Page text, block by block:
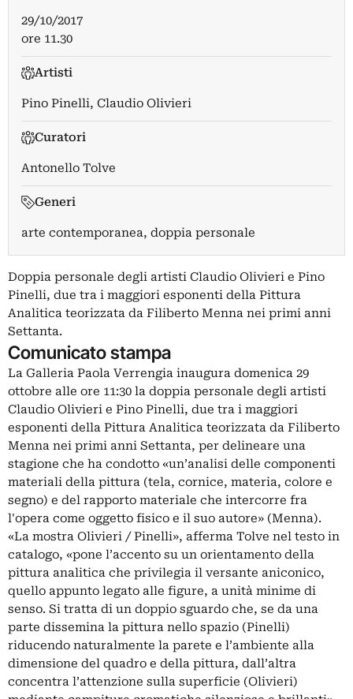
29/10/2017
ore 11.30
Artisti
Pino Pinelli, Claudio Olivieri
Curatori
Antonello Tolve
Generi
arte contemporanea, doppia personale
Doppia personale degli artisti Claudio Olivieri e Pino
Pinelli, due tra i maggiori esponenti della Pittura
Analitica teorizzata da Filiberto Menna nei primi anni
Settanta.
Comunicato stampa
La Galleria Paola Verrengia inaugura domenica 29
ottobre alle ore 11:30 la doppia personale degli artisti
Claudio Olivieri e Pino Pinelli, due tra i maggiori
esponenti della Pittura Analitica teorizzata da Filiberto
Menna nei primi anni Settanta, per delineare una
stagione che ha condotto «un’analisi delle componenti
materiali della pittura (tela, cornice, materia, colore e
segno) e del rapporto materiale che intercorre fra
l'opera come oggetto fisico e il suo autore» (Menna).
«La mostra Olivieri / Pinelli», afferma Tolve nel testo in
catalogo, «pone l’accento su un orientamento della
pittura analitica che privilegia il versante aniconico,
quello appunto legato alle figure, a unità minime di
senso. Si tratta di un doppio sguardo che, se da una
parte dissemina la pittura nello spazio (Pinelli)
riducendo naturalmente la parete e l’ambiente alla
dimensione del quadro e della pittura, dall’altra
concentra l’attenzione sulla superficie (Olivieri)